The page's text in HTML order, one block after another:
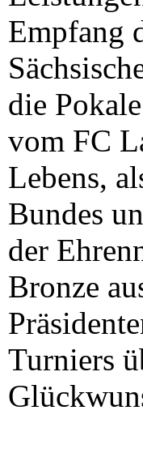
Empfang
die
vom FC
Lebens,
Bundes
der
Bronze
Turniers